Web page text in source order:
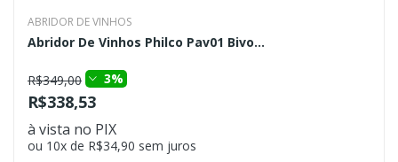
ABRIDOR DE VINHOS
Abridor De Vinhos Philco Pav01 Bivo...
R$349,00 3%
R$338,53
à vista no PIX
ou 10x de R$34,90 sem juros